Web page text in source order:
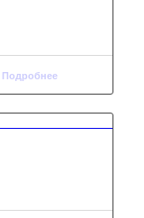
Подробнее